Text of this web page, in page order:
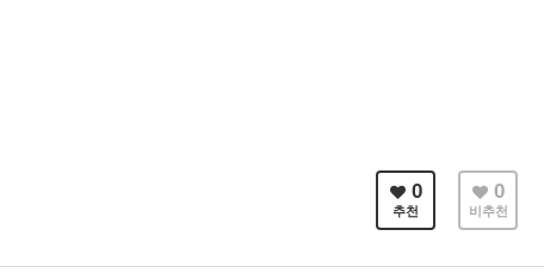
0
추천
0
비추천